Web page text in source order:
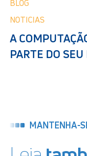
BLOG
NOTICIAS
A
PARTE DO
MANTENHA-